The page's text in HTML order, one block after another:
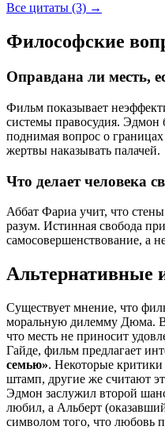
Все цитаты (3) →
Философские
Оправдана ли месть,
Фильм показывает
системы правосудия. Эдмон
поднимая вопрос о
жертвы наказывать палачей.
Что делает человека
Аббат Фариа учит, что
разум. Истинная свобода
самосовершенствование, а
Альтернативные
Существует мнение, что
моральную дилемму Дюма. В
что месть не приносит
Гайде, фильм предлагает
семью». Некоторые критики
штамп, другие же считают
Эдмон заслужил второй
любил, а Альберт
символом того, что любовь